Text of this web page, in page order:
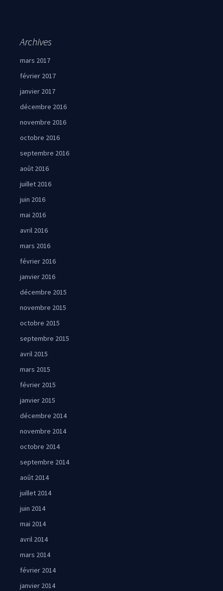
Archives
mars 2017
février 2017
janvier 2017
décembre 2016
novembre 2016
octobre 2016
septembre 2016
août 2016
juillet 2016
juin 2016
mai 2016
avril 2016
mars 2016
février 2016
janvier 2016
décembre 2015
novembre 2015
octobre 2015
septembre 2015
avril 2015
mars 2015
février 2015
janvier 2015
décembre 2014
novembre 2014
octobre 2014
septembre 2014
août 2014
juillet 2014
juin 2014
mai 2014
avril 2014
mars 2014
février 2014
janvier 2014